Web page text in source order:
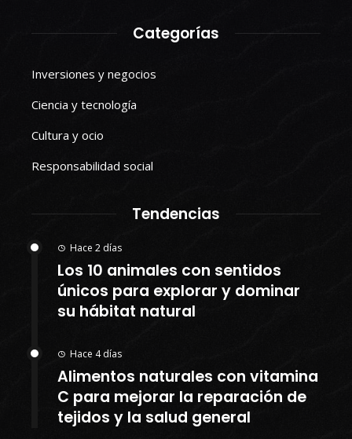
Categorías
Inversiones y negocios
Ciencia y tecnología
Cultura y ocio
Responsabilidad social
Tendencias
Hace 2 días
Los 10 animales con sentidos
únicos para explorar y dominar
su hábitat natural
Hace 4 días
Alimentos naturales con vitamina
C para mejorar la reparación de
tejidos y la salud general